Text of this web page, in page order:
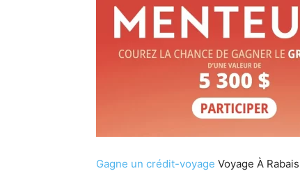
Gagne un crédit-voyage Voyage À